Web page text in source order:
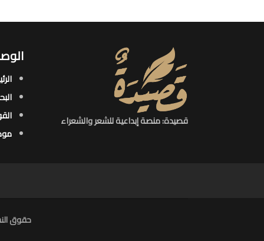
قصيدة: منصة إبداعية للشعر والشعراء
حقوق